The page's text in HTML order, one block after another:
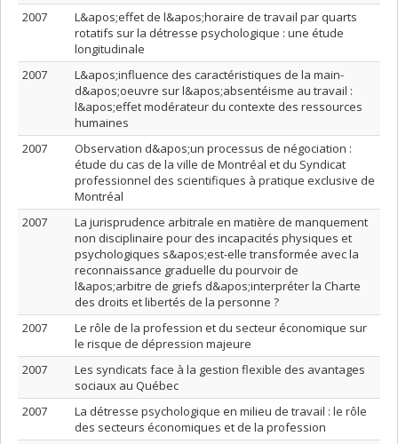
2007
L&apos;effet de l&apos;horaire de travail par quarts
rotatifs sur la détresse psychologique : une étude
longitudinale
2007
L&apos;influence des caractéristiques de la main-
d&apos;oeuvre sur l&apos;absentéisme au travail :
l&apos;effet modérateur du contexte des ressources
humaines
2007
Observation d&apos;un processus de négociation :
étude du cas de la ville de Montréal et du Syndicat
professionnel des scientifiques à pratique exclusive de
Montréal
2007
La jurisprudence arbitrale en matière de manquement
non disciplinaire pour des incapacités physiques et
psychologiques s&apos;est-elle transformée avec la
reconnaissance graduelle du pourvoir de
l&apos;arbitre de griefs d&apos;interpréter la Charte
des droits et libertés de la personne ?
2007
Le rôle de la profession et du secteur économique sur
le risque de dépression majeure
2007
Les syndicats face à la gestion flexible des avantages
sociaux au Québec
2007
La détresse psychologique en milieu de travail : le rôle
des secteurs économiques et de la profession